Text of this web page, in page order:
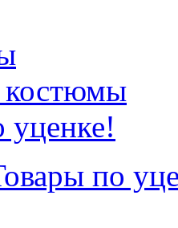
костюмы
уценке!
по